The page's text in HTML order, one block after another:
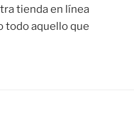
tienda en línea
todo aquello que